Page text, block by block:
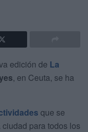
edición de La
, en Ceuta, se ha
que se
para todos los